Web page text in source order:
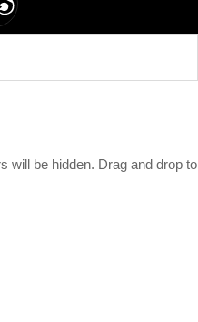
will be hidden. Drag and drop to